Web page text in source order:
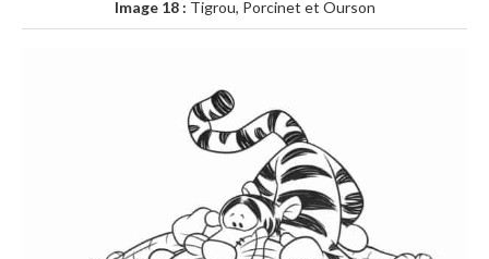
Image 18 : Tigrou, Porcinet et Ourson